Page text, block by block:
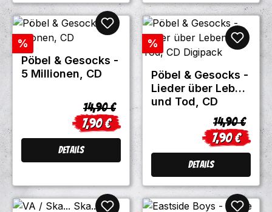
Rabatt
%
Pöbel & Gesocks -
5 Millionen, CD
Verkaufspreis:
7,90 €
Regulärer Preis:
14,90 €
Details
Rabatt
%
Pöbel & Gesocks -
Lieder über Leben
und Tod, CD
7,90 €
Regulärer
14,90 €
Details